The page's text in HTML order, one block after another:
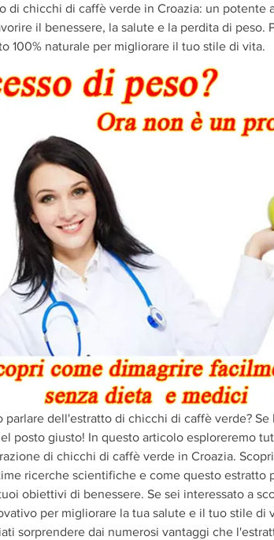
di chicchi di caffè verde in Croazia: un potente
il benessere, la salute e la perdita di peso.
100% naturale per migliorare il tuo stile di vita.
parlare dell'estratto di chicchi di caffè verde? Se
posto giusto! In questo articolo esploreremo
di chicchi di caffè verde in Croazia.
ricerche scientifiche e come questo estratto
obiettivi di benessere. Se sei interessato a
per migliorare la tua salute e il tuo stile di
sorprendere dai numerosi vantaggi che